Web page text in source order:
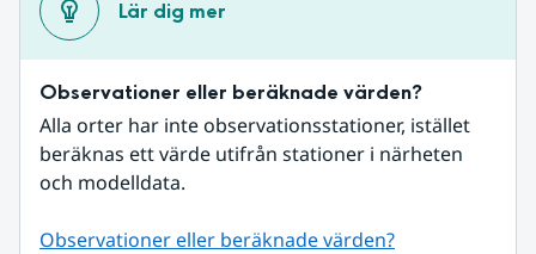
Lär dig mer
Observationer eller beräknade värden?
Alla orter har inte observationsstationer, istället
beräknas ett värde utifrån stationer i närheten
och modelldata.
Observationer eller beräknade värden?